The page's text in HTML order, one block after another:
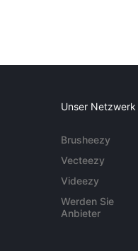
Unser Netzwerk
Brusheezy
Vecteezy
Videezy
Werden Sie
Anbieter